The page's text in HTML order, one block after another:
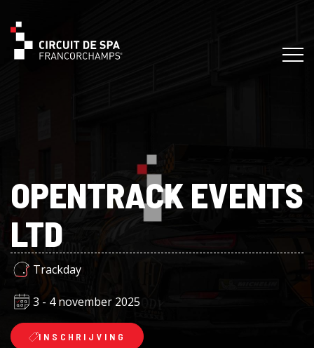
OPENTRACK EVENTS
LTD
Trackday
3 - 4 november 2025
INSCHRIJVING